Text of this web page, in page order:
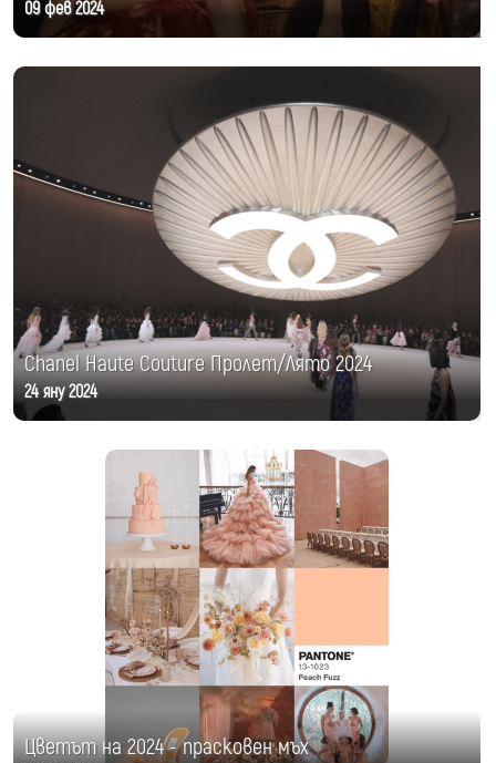
09 фев 2024
Chanel Haute Couture Пролет/Лято 2024
24 яну 2024
Цветът на 2024 - прасковен мъх